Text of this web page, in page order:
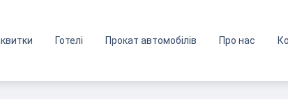
Готелі Прокат автомобілів Про нас